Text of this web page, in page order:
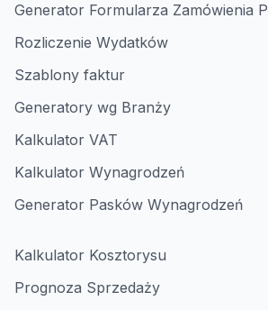
Generator Formularza Zamówienia
Rozliczenie Wydatków
Szablony faktur
Generatory wg Branży
Kalkulator VAT
Kalkulator Wynagrodzeń
Generator Pasków Wynagrodzeń
Kalkulator Kosztorysu
Prognoza Sprzedaży